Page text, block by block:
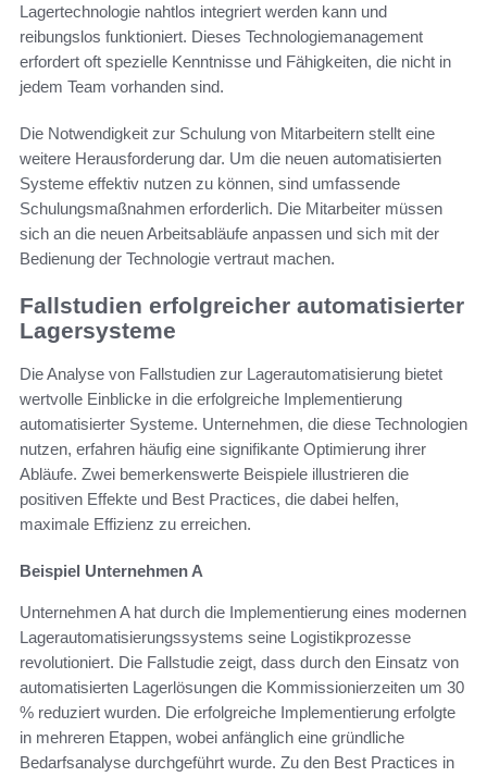
Lagertechnologie nahtlos integriert werden kann und
reibungslos funktioniert. Dieses Technologiemanagement
erfordert oft spezielle Kenntnisse und Fähigkeiten, die nicht in
jedem Team vorhanden sind.
Die Notwendigkeit zur Schulung von Mitarbeitern stellt eine
weitere Herausforderung dar. Um die neuen automatisierten
Systeme effektiv nutzen zu können, sind umfassende
Schulungsmaßnahmen erforderlich. Die Mitarbeiter müssen
sich an die neuen Arbeitsabläufe anpassen und sich mit der
Bedienung der Technologie vertraut machen.
Fallstudien erfolgreicher automatisierter
Lagersysteme
Die Analyse von Fallstudien zur Lagerautomatisierung bietet
wertvolle Einblicke in die erfolgreiche Implementierung
automatisierter Systeme. Unternehmen, die diese Technologien
nutzen, erfahren häufig eine signifikante Optimierung ihrer
Abläufe. Zwei bemerkenswerte Beispiele illustrieren die
positiven Effekte und Best Practices, die dabei helfen,
maximale Effizienz zu erreichen.
Beispiel Unternehmen A
Unternehmen A hat durch die Implementierung eines modernen
Lagerautomatisierungssystems seine Logistikprozesse
revolutioniert. Die Fallstudie zeigt, dass durch den Einsatz von
automatisierten Lagerlösungen die Kommissionierzeiten um 30
% reduziert wurden. Die erfolgreiche Implementierung erfolgte
in mehreren Etappen, wobei anfänglich eine gründliche
Bedarfsanalyse durchgeführt wurde. Zu den Best Practices in